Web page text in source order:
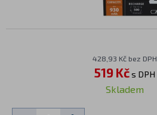
428,93 Kč bez DPH
519 Kčs DPH
Skladem